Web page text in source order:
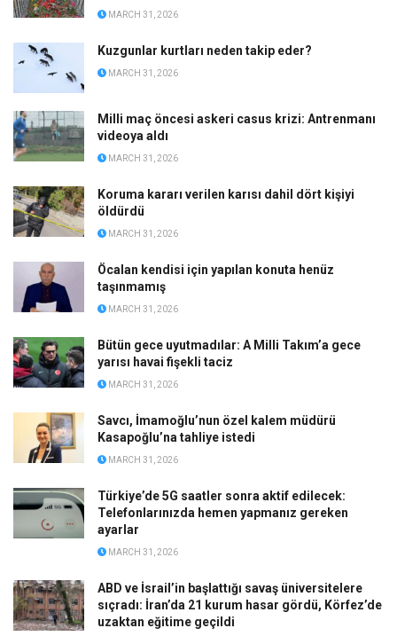
MARCH 31, 2026
Kuzgunlar kurtları neden takip eder?
MARCH 31, 2026
Milli maç öncesi askeri casus krizi: Antrenmanı
videoya aldı
MARCH 31, 2026
Koruma kararı verilen karısı dahil dört kişiyi
öldürdü
MARCH 31, 2026
Öcalan kendisi için yapılan konuta henüz
taşınmamış
MARCH 31, 2026
Bütün gece uyutmadılar: A Milli Takım’a gece
yarısı havai fişekli taciz
MARCH 31, 2026
Savcı, İmamoğlu’nun özel kalem müdürü
Kasapoğlu’na tahliye istedi
MARCH 31, 2026
Türkiye’de 5G saatler sonra aktif edilecek:
Telefonlarınızda hemen yapmanız gereken
ayarlar
MARCH 31, 2026
ABD ve İsrail’in başlattığı savaş üniversitelere
sıçradı: İran’da 21 kurum hasar gördü, Körfez’de
uzaktan eğitime geçildi